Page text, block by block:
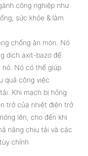
công nghiệp như
sức khỏe & làm
chống ăn mòn. Nó
dịch axit-bazơ để
Nó có thể giúp
quả công việc
Khi mạch bị hỏng
trở của nhiệt điện trở
lên, cho đến khi
năng chịu tải và các
chỉnh